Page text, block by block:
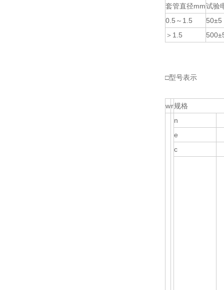
套管直径mm试验
0.5～1.5
50±5
＞1.5
□型号表示
wr规格
n
e
c